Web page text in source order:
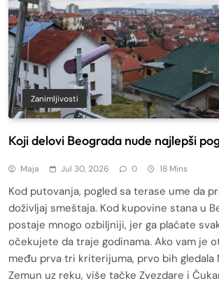
Zanimljivosti
Koji delovi Beograda nude najlepši
Maja Jul 30, 2026 0 18 Mins
Kod putovanja, pogled sa terase ume da
doživljaj smeštaja. Kod kupovine stana u
postaje mnogo ozbiljniji, jer ga plaćate
očekujete da traje godinama. Ako vam je
među prva tri kriterijuma, prvo bih gledala
Zemun uz reku, više tačke Zvezdare i